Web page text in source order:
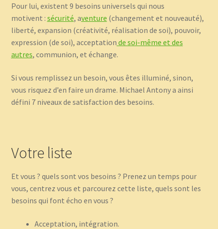
Pour lui, existent 9 besoins universels qui nous
motivent : sécurité, aventure (changement et nouveauté),
liberté, expansion (créativité, réalisation de soi), pouvoir,
expression (de soi), acceptation de soi-même et des
autres, communion, et échange.
Si vous remplissez un besoin, vous êtes illuminé, sinon,
vous risquez d’en faire un drame. Michael Antony a ainsi
défini 7 niveaux de satisfaction des besoins.
Votre liste
Et vous ? quels sont vos besoins ? Prenez un temps pour
vous, centrez vous et parcourez cette liste, quels sont les
besoins qui font écho en vous ?
Acceptation, intégration.